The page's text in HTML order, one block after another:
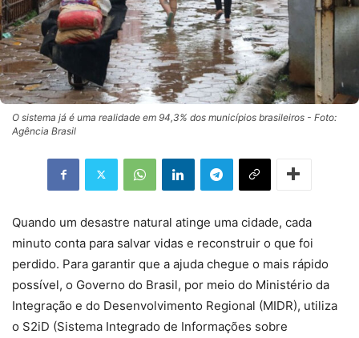
O sistema já é uma realidade em 94,3% dos municípios brasileiros - Foto:
Agência Brasil
Quando um desastre natural atinge uma cidade, cada
minuto conta para salvar vidas e reconstruir o que foi
perdido. Para garantir que a ajuda chegue o mais rápido
possível, o Governo do Brasil, por meio do Ministério da
Integração e do Desenvolvimento Regional (MIDR), utiliza
o S2iD (Sistema Integrado de Informações sobre